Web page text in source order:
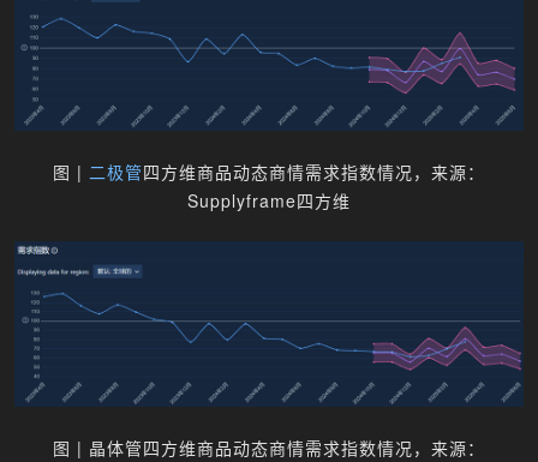
图 | 二极管四方维商品动态商情需求指数情况，来源：
Supplyframe四方维
图 | 晶体管四方维商品动态商情需求指数情况，来源：